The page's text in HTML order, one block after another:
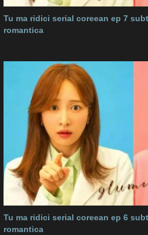
Tu ma ridici serial coreean ep 7
romantica
Tu ma ridici serial coreean ep 6
romantica